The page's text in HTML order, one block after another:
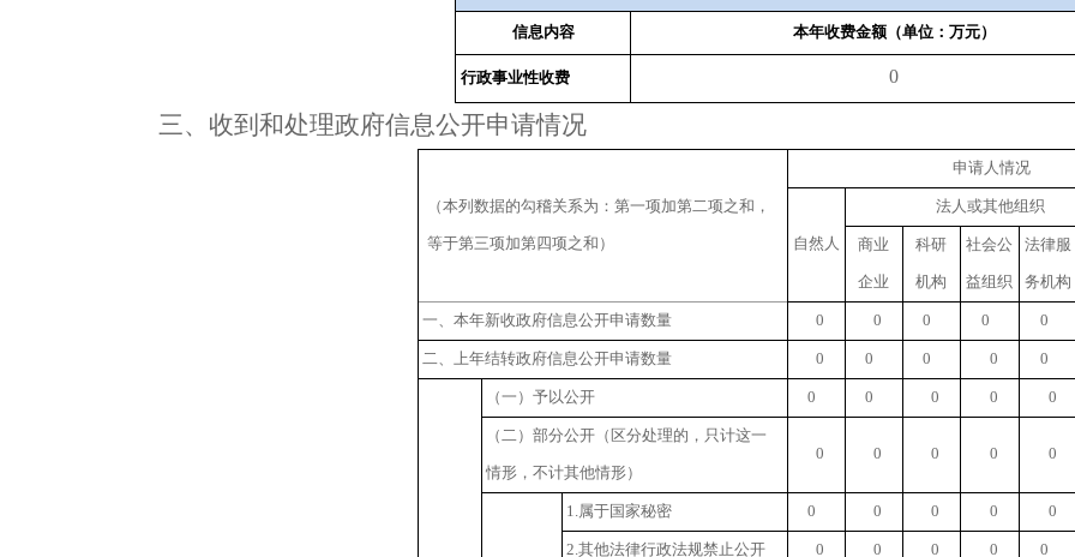
信息内容 本年收费金额（单位：万元）
行政事业性收费 0
三、 收到和处理政府信息公开申请情况
（本列数据的勾稽关系为：第一项加第二项之和，
等于第三项加第四项之和）
申请人情况
自然人
法人或其他组织
商业
企业
科研
机构
社会公
益组织
法律服
务机构
一、本年新收政府信息公开申请数量 0 0 0 0 0
二、上年结转政府信息公开申请数量 0 0 0 0 0
（一）予以公开 0 0 0 0 0
（二）部分公开 （区分处理的，只计这一
情形，不计其他情形）
0 0 0 0 0
1.属于国家秘密 0 0 0 0 0
2.其他法律行政法规禁止公开 0 0 0 0 0